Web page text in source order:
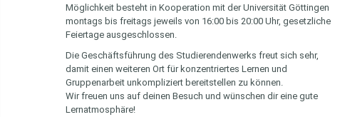
Möglichkeit besteht in Kooperation mit der Universität Göttingen
montags bis freitags jeweils von 16:00 bis 20:00 Uhr, gesetzliche
Feiertage ausgeschlossen.
Die Geschäftsführung des Studierendenwerks freut sich sehr,
damit einen weiteren Ort für konzentriertes Lernen und
Gruppenarbeit unkompliziert bereitstellen zu können.
Wir freuen uns auf deinen Besuch und wünschen dir eine gute
Lernatmosphäre!